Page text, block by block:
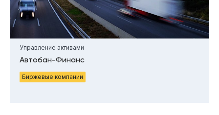
Управление активами
Автобан-Финанс
Биржевые компании